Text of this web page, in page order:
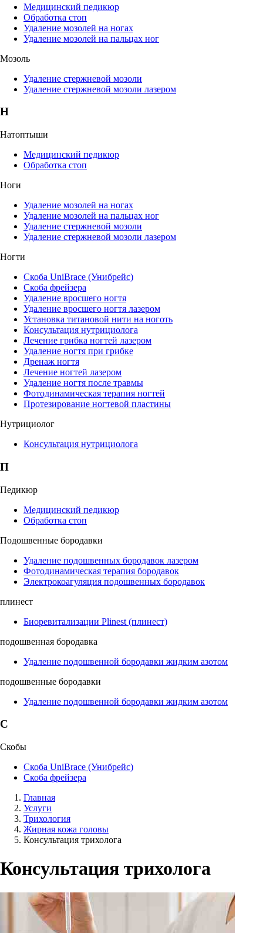
Медицинский педикюр
Обработка стоп
Удаление мозолей на ногах
Удаление мозолей на пальцах ног
Мозоль
Удаление стержневой мозоли
Удаление стержневой мозоли лазером
Н
Натоптыши
Медицинский педикюр
Обработка стоп
Ноги
Удаление мозолей на ногах
Удаление мозолей на пальцах ног
Удаление стержневой мозоли
Удаление стержневой мозоли лазером
Ногти
Скоба UniBrace (Унибрейс)
Скоба фрейзера
Удаление вросшего ногтя
Удаление вросшего ногтя лазером
Установка титановой нити на ноготь
Консультация нутрициолога
Лечение грибка ногтей лазером
Удаление ногтя при грибке
Дренаж ногтя
Лечение ногтей лазером
Удаление ногтя после травмы
Фотодинамическая терапия ногтей
Протезирование ногтевой пластины
Нутрициолог
Консультация нутрициолога
П
Педикюр
Медицинский педикюр
Обработка стоп
Подошвенные бородавки
Удаление подошвенных бородавок лазером
Фотодинамическая терапия бородавок
Электрокоагуляция подошвенных бородавок
плинест
Биоревитализации Plinest (плинест)
подошвенная бородавка
Удаление подошвенной бородавки жидким азотом
подошвенные бородавки
Удаление подошвенной бородавки жидким азотом
С
Скобы
Скоба UniBrace (Унибрейс)
Скоба фрейзера
Главная
Услуги
Трихология
Жирная кожа головы
Консультация трихолога
Консультация трихолога